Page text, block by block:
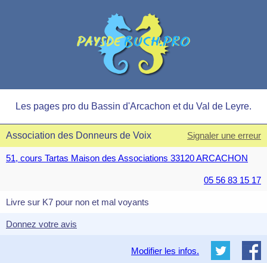
Les pages pro du Bassin d'Arcachon et du Val de Leyre.
Association des Donneurs de Voix Signaler une erreur
51, cours Tartas Maison des Associations 33120 ARCACHON
05 56 83 15 17
Livre sur K7 pour non et mal voyants
Donnez votre avis
Modifier les infos.